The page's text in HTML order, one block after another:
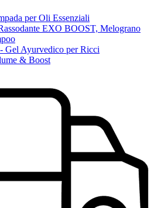
per Oli Essenziali
EXO BOOST, Melograno
Gel Ayurvedico per Ricci
& Boost